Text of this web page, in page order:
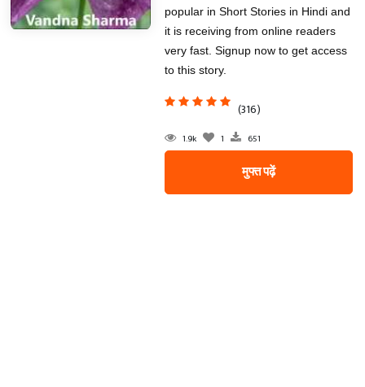
popular in Short Stories in Hindi and
it is receiving from online readers
very fast. Signup now to get access
to this story.
(316)
1.9k 1 651
मुफ्त पढ़ें